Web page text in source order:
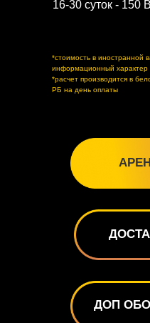
16-30 суток - 150
*стоимость в иностранной
информационный характер
*расчет производится в
РБ на день оплаты
ДОП